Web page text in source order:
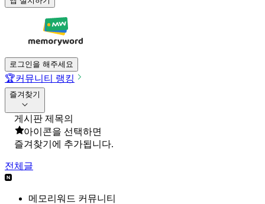
로그인을 해주세요
🏆커뮤니티 랭킹
즐겨찾기
게시판 제목의
아이콘을 선택하면
즐겨찾기에 추가됩니다.
전체글
메모리워드 커뮤니티